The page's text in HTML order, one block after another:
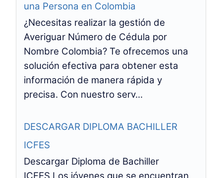
una Persona en Colombia
¿Necesitas realizar la gestión de
Averiguar Número de Cédula por
Nombre Colombia? Te ofrecemos una
solución efectiva para obtener esta
información de manera rápida y
precisa. Con nuestro serv...
DESCARGAR DIPLOMA BACHILLER
ICFES
Descargar Diploma de Bachiller